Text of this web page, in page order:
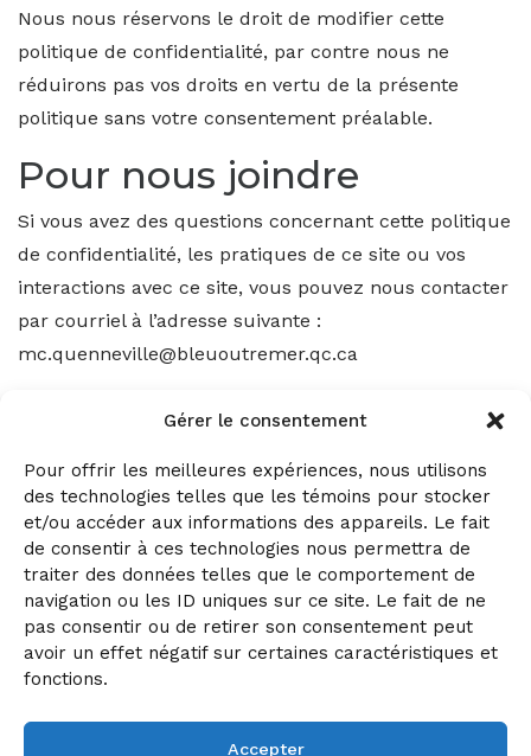
Gérer le consentement
Pour offrir les meilleures expériences, nous utilisons
des technologies telles que les témoins pour stocker
et/ou accéder aux informations des appareils. Le fait
de consentir à ces technologies nous permettra de
traiter des données telles que le comportement de
navigation ou les ID uniques sur ce site. Le fait de ne
pas consentir ou de retirer son consentement peut
avoir un effet négatif sur certaines caractéristiques et
fonctions.
Accepter
Nous nous réservons le droit de modifier cette
politique de confidentialité, par contre nous ne
réduirons pas vos droits en vertu de la présente
politique sans votre consentement préalable.
Pour nous joindre
Si vous avez des questions concernant cette politique
de confidentialité, les pratiques de ce site ou vos
interactions avec ce site, vous pouvez nous contacter
par courriel à l’adresse suivante :
mc.quenneville@bleuoutremer.qc.ca
Politique de témoins
Politique de confidentialité
997, 3e Avenue Ouest
Québec (Québec) G1L 2X2
Canada
418-522-6858